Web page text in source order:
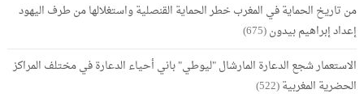
من تاريخ الحماية في المغرب خطر الحماية القنصلية واستغلالها من طرف اليهود
إعداد إبراهيم بيدون(675)
الاستعمار شجع الدعارة المارشال "ليوطي" باني أحياء الدعارة في مختلف المراكز
الحضرية المغربية(522)